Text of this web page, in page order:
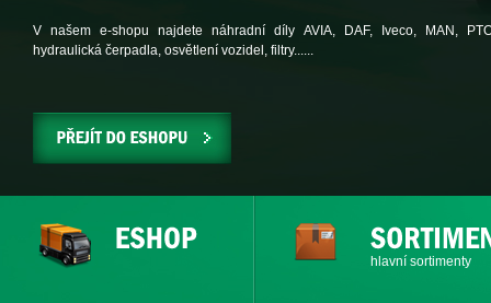
V našem e-shopu najdete náhradní díly AVIA, DAF, Iveco, MAN,
hydraulická čerpadla, osvětlení vozidel, filtry......
hlavní sortimenty